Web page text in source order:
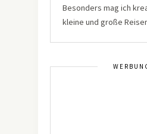
Besonders mag ich
kleine und große